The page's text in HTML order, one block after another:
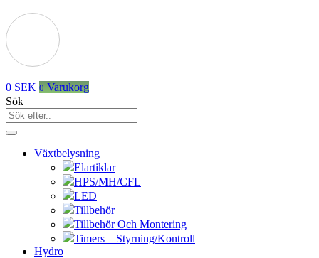
0 SEK 0 Varukorg
Sök
Växtbelysning
Elartiklar
HPS/MH/CFL
LED
Tillbehör
Tillbehör Och Montering
Timers – Styrning/Kontroll
Hydro